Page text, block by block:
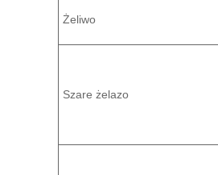
Żeliwo
Szare żelazo